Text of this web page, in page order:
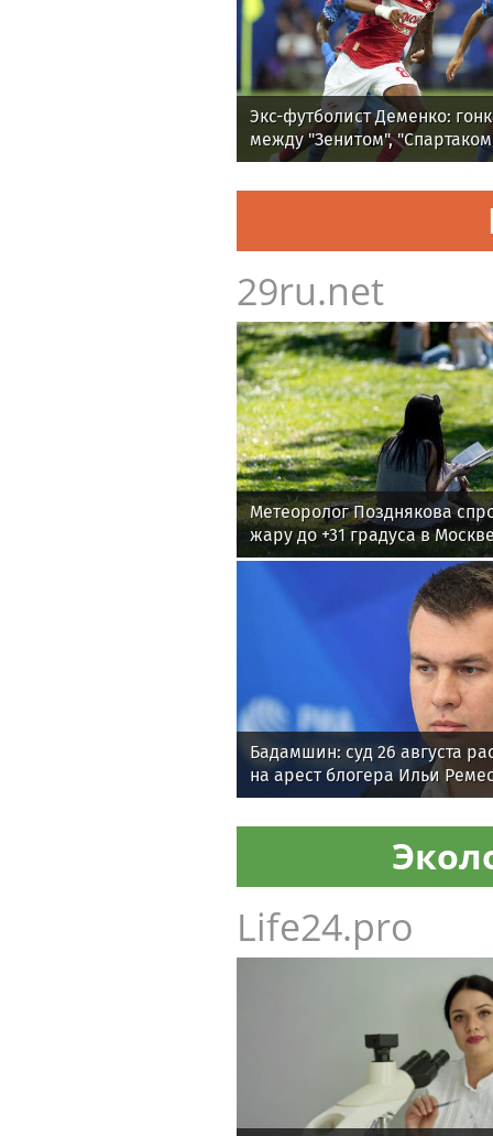
Экс-футболист Деменко:
между "Зенитом",
29ru.net
Метеоролог Позднякова
жару до +31 градуса в
Бадамшин: суд 26 августа
на арест блогера Ильи
Life24.pro